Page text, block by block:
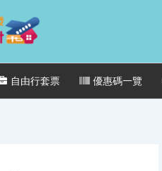
自由行套票 優惠碼一覽